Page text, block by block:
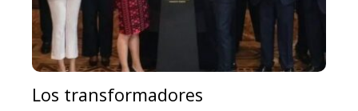
Los transformadores